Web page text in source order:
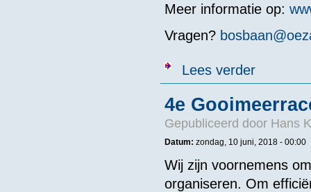
Meer informatie op:
Vragen?
Lees verderover
4e
Gepubliceerd door Hans
Datum: zondag, 10 juni, 2018 - 00:00
Wij zijn voornemens
organiseren. Om